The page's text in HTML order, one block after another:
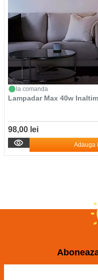
la comanda
Lampadar Max 40w
98,00 lei
Adauga